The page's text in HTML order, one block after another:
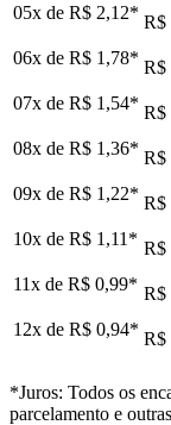
05x de R$ 2,12* R$
06x de R$ 1,78* R$
07x de R$ 1,54* R$
08x de R$ 1,36* R$
09x de R$ 1,22* R$
10x de R$ 1,11 * R$
11x de R$ 0,99* R$
12x de R$ 0,94* R$
*Juros: Todos os
parcelamento e